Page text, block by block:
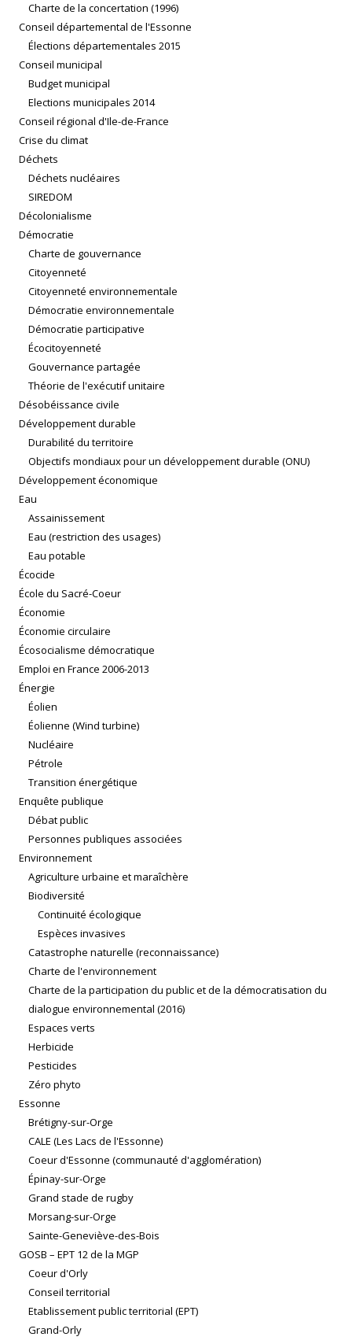
Charte de la concertation (1996)
Conseil départemental de l'Essonne
Élections départementales 2015
Conseil municipal
Budget municipal
Elections municipales 2014
Conseil régional d'Ile-de-France
Crise du climat
Déchets
Déchets nucléaires
SIREDOM
Décolonialisme
Démocratie
Charte de gouvernance
Citoyenneté
Citoyenneté environnementale
Démocratie environnementale
Démocratie participative
Écocitoyenneté
Gouvernance partagée
Théorie de l'exécutif unitaire
Désobéissance civile
Développement durable
Durabilité du territoire
Objectifs mondiaux pour un développement durable (ONU)
Développement économique
Eau
Assainissement
Eau (restriction des usages)
Eau potable
Écocide
École du Sacré-Coeur
Économie
Économie circulaire
Écosocialisme démocratique
Emploi en France 2006-2013
Énergie
Éolien
Éolienne (Wind turbine)
Nucléaire
Pétrole
Transition énergétique
Enquête publique
Débat public
Personnes publiques associées
Environnement
Agriculture urbaine et maraîchère
Biodiversité
Continuité écologique
Espèces invasives
Catastrophe naturelle (reconnaissance)
Charte de l'environnement
Charte de la participation du public et de la démocratisation du
dialogue environnemental (2016)
Espaces verts
Herbicide
Pesticides
Zéro phyto
Essonne
Brétigny-sur-Orge
CALE (Les Lacs de l'Essonne)
Coeur d'Essonne (communauté d'agglomération)
Épinay-sur-Orge
Grand stade de rugby
Morsang-sur-Orge
Sainte-Geneviève-des-Bois
GOSB – EPT 12 de la MGP
Coeur d'Orly
Conseil territorial
Etablissement public territorial (EPT)
Grand-Orly